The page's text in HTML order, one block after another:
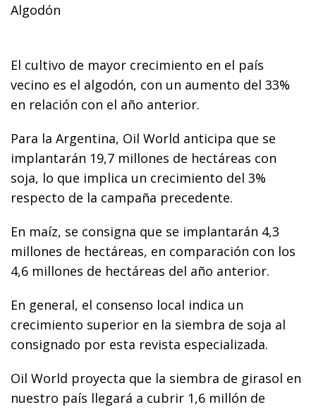
Algodón
El cultivo de mayor crecimiento en el país
vecino es el algodón, con un aumento del 33%
en relación con el año anterior.
Para la Argentina, Oil World anticipa que se
implantarán 19,7 millones de hectáreas con
soja, lo que implica un crecimiento del 3%
respecto de la campaña precedente.
En maíz, se consigna que se implantarán 4,3
millones de hectáreas, en comparación con los
4,6 millones de hectáreas del año anterior.
En general, el consenso local indica un
crecimiento superior en la siembra de soja al
consignado por esta revista especializada.
Oil World proyecta que la siembra de girasol en
nuestro país llegará a cubrir 1,6 millón de